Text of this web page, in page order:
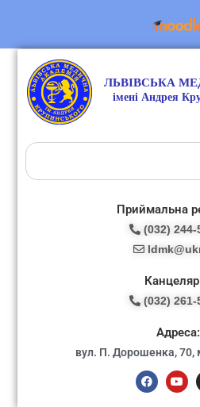
Приймальна
(032) 244-
(032) 261-
Адреса:
вул. П. Дорошенка, 70,